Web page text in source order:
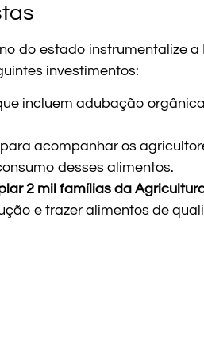
do estado instrumentalize
investimentos:
incluem adubação
acompanhar os
desses alimentos.
2 mil famílias da
e trazer alimentos de